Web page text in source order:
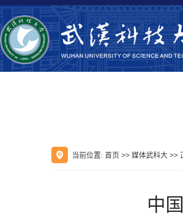
当前位置: 首页 >> 媒体武科大 >>
中